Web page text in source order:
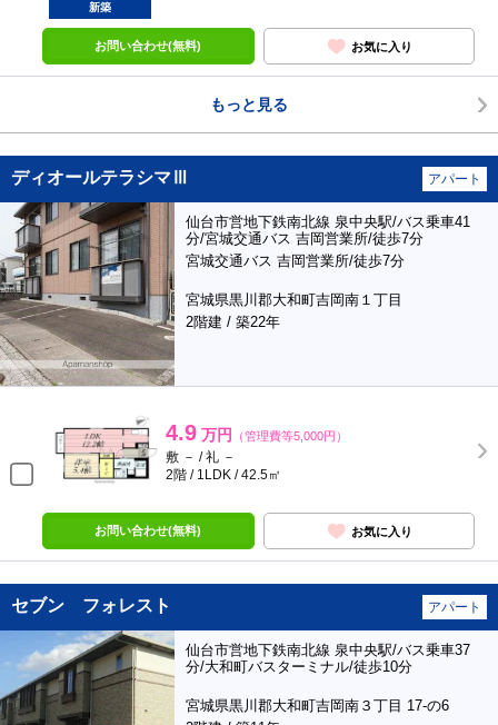
新築
お問い合わせ(無料) お気に入り
もっと見る
ディオールテラシマⅢ アパート
仙台市営地下鉄南北線 泉中央駅/バス乗車41
分/宮城交通バス 吉岡営業所/徒歩7分
宮城交通バス 吉岡営業所/徒歩7分
宮城県黒川郡大和町吉岡南１丁目
2階建 / 築22年
4.9 万円 （管理費等5,000円）
敷 － / 礼 －
2階 / 1LDK / 42.5㎡
お問い合わせ(無料) お気に入り
セブン フォレスト アパート
仙台市営地下鉄南北線 泉中央駅/バス乗車37
分/大和町バスターミナル/徒歩10分
宮城県黒川郡大和町吉岡南３丁目 17-の6